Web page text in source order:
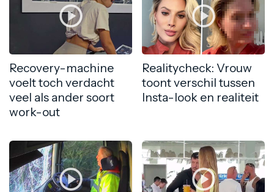
Recovery-machine
voelt toch verdacht
veel als ander soort
work-out
Realitycheck: Vrouw
toont verschil tussen
Insta-look en realiteit